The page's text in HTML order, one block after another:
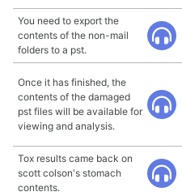
You need to export the
contents of the non-mail
folders to a pst.
Once it has finished, the
contents of the damaged
pst files will be available for
viewing and analysis.
Tox results came back on
scott colson's stomach
contents.